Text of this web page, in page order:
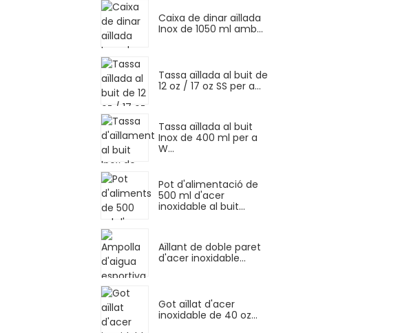
Caixa de dinar aïllada
Inox de 1050 ml amb...
Tassa aïllada al buit de
12 oz / 17 oz SS per a...
Tassa aïllada al buit
Inox de 400 ml per a
W...
Pot d'alimentació de
500 ml d'acer
inoxidable al buit...
Aïllant de doble paret
d'acer inoxidable...
Got aïllat d'acer
inoxidable de 40 oz...